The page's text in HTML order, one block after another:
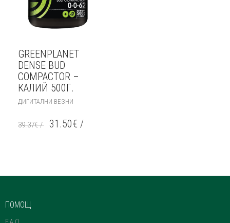
GREENPLANET
DENSE BUD
COMPACTOR –
КАЛИЙ 500Г.
ДИГИТАЛНИ ВЕЗНИ
39.37€/ 31.50€ /
ПОМОЩ